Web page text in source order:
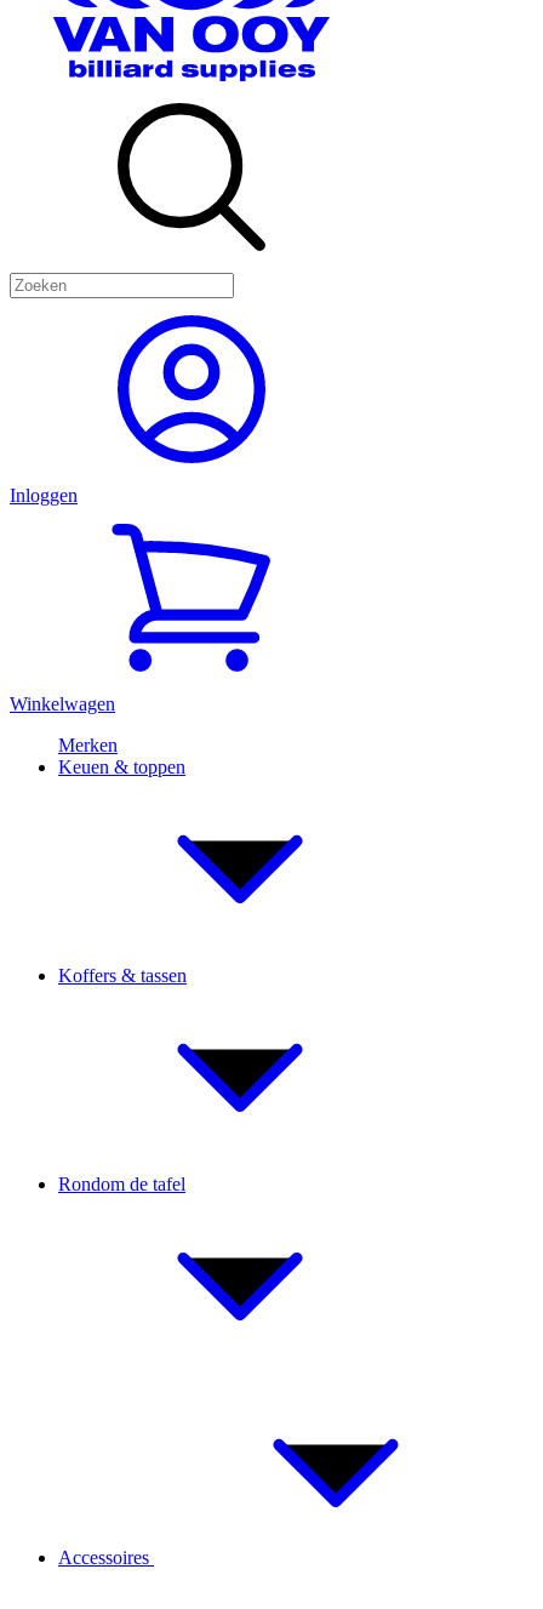
Inloggen
Winkelwagen
Merken
Keuen & toppen
Koffers & tassen
Rondom de tafel
Accessoires